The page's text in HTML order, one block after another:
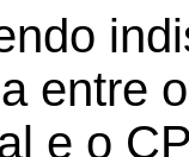
entre
e o